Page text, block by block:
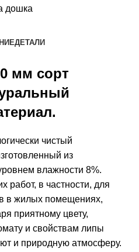
дошка
ДЕТАЛИ
мм сорт
чистый
из
влажности 8%.
работ, в частности, для
в жилых помещениях,
приятному цвету,
и свойствам липы
и природную атмосферу.